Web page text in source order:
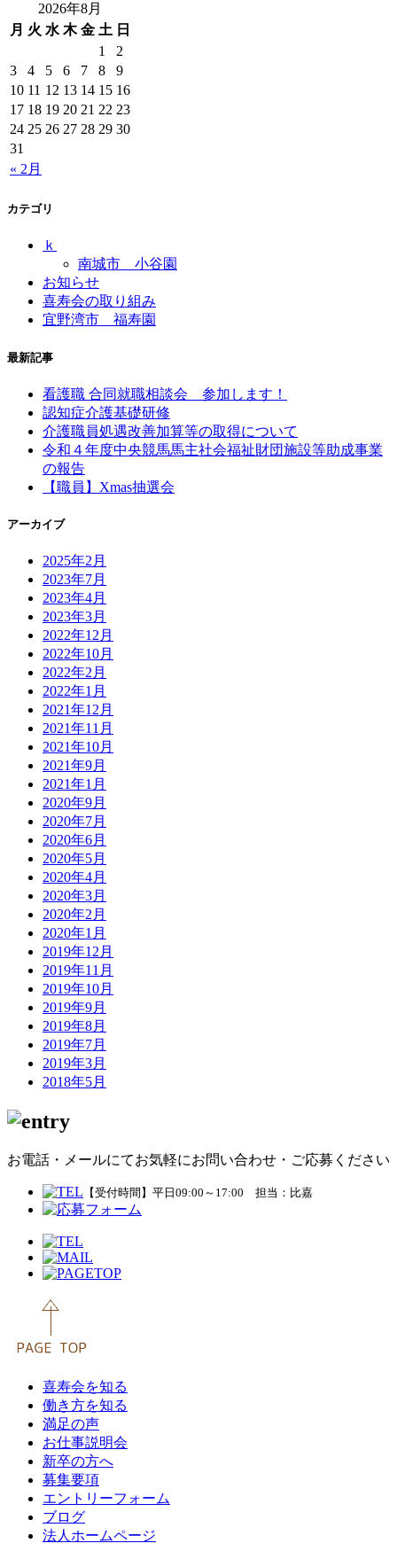
2026年8月
月 火 水 木 金 土 日
« 2月
1
2
3
4 5 6 7 8
9
10 11 12 13 14 15 16
17 18 19 20 21 22 23
24 25 26 27 28 29 30
31
カテゴリ
ｋ
南城市 小谷園
お知らせ
喜寿会の取り組み
宜野湾市 福寿園
最新記事
看護職 合同就職相談会 参加します！
認知症介護基礎研修
介護職員処遇改善加算等の取得について
令和４年度中央競馬馬主社会福祉財団施設等助成事業
の報告
【職員】Xmas抽選会
アーカイブ
2025年2月
2023年7月
2023年4月
2023年3月
2022年12月
2022年10月
2022年2月
2022年1月
2021年12月
2021年11月
2021年10月
2021年9月
2021年1月
2020年9月
2020年7月
2020年6月
2020年5月
2020年4月
2020年3月
2020年2月
2020年1月
2019年12月
2019年11月
2019年10月
2019年9月
2019年8月
2019年7月
2019年3月
2018年5月
お電話・メールにてお気軽にお問い合わせ・ご応募ください
【受付時間】平日09:00～17:00 担当：比嘉
喜寿会を知る
働き方を知る
満足の声
お仕事説明会
新卒の方へ
募集要項
エントリーフォーム
ブログ
法人ホームページ